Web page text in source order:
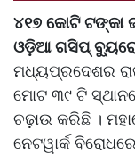
୪୧୭ କୋଟି ଟଙ୍କା
ଓଡ଼ିଆ ଗସିପ୍
ମଧ୍ୟପ୍ରଦେଶର
ମୋଟ ୩୯ ଟି
ଚଢ଼ାଉ କରିଛି ।
ନେଟୱାର୍କ